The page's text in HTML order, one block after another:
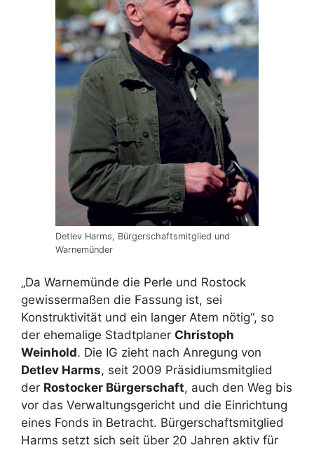
Detlev Harms, Bürgerschaftsmitglied und
Warnemünder
„Da Warnemünde die Perle und Rostock
gewissermaßen die Fassung ist, sei
Konstruktivität und ein langer Atem nötig“, so
der ehemalige Stadtplaner Christoph
Weinhold. Die IG zieht nach Anregung von
Detlev Harms, seit 2009 Präsidiumsmitglied
der Rostocker Bürgerschaft, auch den Weg bis
vor das Verwaltungsgericht und die Einrichtung
eines Fonds in Betracht. Bürgerschaftsmitglied
Harms setzt sich seit über 20 Jahren aktiv für